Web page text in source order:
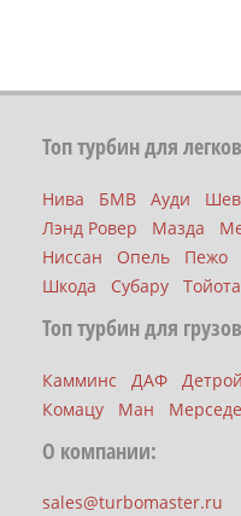
Топ турбин для
Нива БМВ Ауди
Лэнд Ровер
Мазда
Ниссан
Опель Пежо
Шкода
Субару Тойота
Топ турбин для
Камминс ДАФ
Комацу
Ман
О компании:
sales@turbomaster.ru